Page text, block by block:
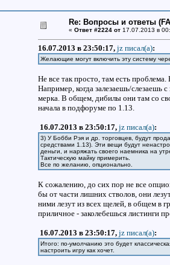
Re: Вопросы и ответы
« Ответ #2224 от17.07.2013 в
16.07.2013 в 23:50:17, jz писал(a):
Желающие могут включить эту систему
Не все так просто, там есть
Например, когда залезаешь/
мерка. В общем, дибилы они там со
начала в подфоруме по 1.13.
16.07.2013 в 23:50:17, jz писал(a):
3) У Бобби Рэя и др. торговцев, будут
средствами 1.13). Эти вещи будут
деньги, и наряжать своего наемника на
Тактическую майку примерить.
Все по желанию, опционально.
К сожалению, до сих пор не все
бы от части лишних стволов, они
ними лезут из всех щелей, в общем в
приличное - заколебешься листинги
16.07.2013 в 23:50:17, jz писал(a):
Итого: по-умолчанию это будет
настроить игру как хочет.